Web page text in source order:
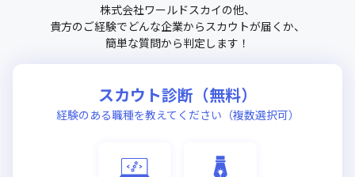
株式会社ワールドスカイの他、
貴方のご経験でどんな企業からスカウトが届くか、
簡単な質問から判定します！
スカウト診断（無料）
経験のある職種を教えてください（複数選択可）